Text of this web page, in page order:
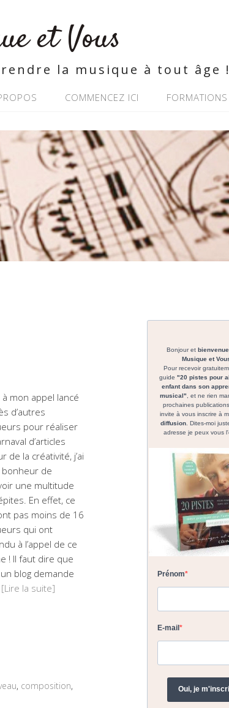
et Vous
la musique à tout âge !
COMMENCEZ ICI FORMATIONS
à mon appel lancé
d’autres
pour réaliser
d’articles
de la créativité, j’ai
bonheur de
une multitude
En effet, ce
pas moins de 16
qui ont
à l’appel de ce
! Il faut dire que
blog demande
[Lire la suite]
, composition,